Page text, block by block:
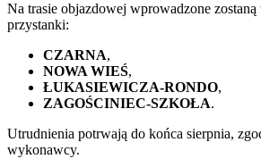
Na trasie objazdowej wprowadzone zostaną
przystanki:
CZARNA,
NOWA WIEŚ,
ŁUKASIEWICZA-RONDO,
ZAGOŚCINIEC-SZKOŁA.
Utrudnienia potrwają do końca sierpnia,
wykonawcy.